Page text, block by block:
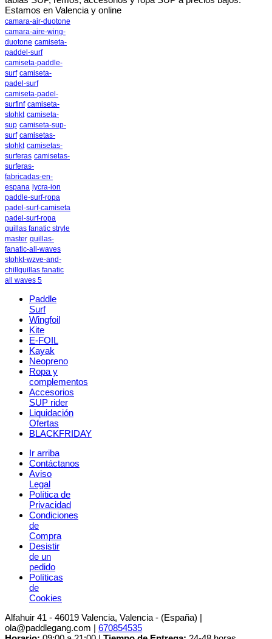
Estamos en Valencia y online
camara-air-duotone
camara-aire-wing-
duotone camiseta-
paddel-surf
camiseta-paddle-
surf camiseta-
padel-surf
camiseta-padel-
surfinf camiseta-
stohkt camiseta-
sup camiseta-sup-
surf camisetas-
stohkt camisetas-
surferas camisetas-
surferas-
fabricadas-en-
espana lycra-ion
paddle-surf-ropa
padel-surf-camiseta
padel-surf-ropa
quillas fanatic stryle
master quillas-
fanatic-all-waves
stohkt-wzve-and-
chill ​quillas fanatic
all waves 5
Paddle
Surf
Wingfoil
Kite
E-FOIL
Kayak
Neopreno
Ropa y
complementos
Accesorios
SUP rider
Liquidación
Ofertas
BLACKFRIDAY
Ir arriba
Contáctanos
Aviso
Legal
Política de
Privacidad
Condiciones
de
Compra
Desistir
de un
pedido
Políticas
de
Cookies
Alfahuir 41 - 46019 Valencia, Valencia - (España) |
ola@paddlegang.com | 670854535